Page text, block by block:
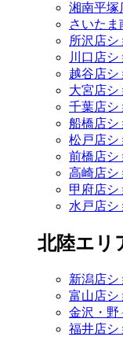
湘南平塚
さいたま
所沢店シ
川口店シ
越谷店シ
大宮店シ
千葉店シ
船橋店シ
松戸店シ
前橋店シ
高崎店シ
甲府店シ
水戸店シ
北陸エリ
新潟店シ
富山店シ
金沢・野
福井店シ